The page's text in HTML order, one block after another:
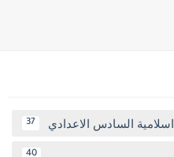
اسلامية السادس الاعدادي 37
40